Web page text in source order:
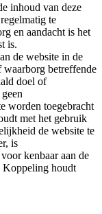
inhoud van deze
te
en aandacht is het
is.
de website in de
waarborg betreffende
doel of
worden toegebracht
met het gebruik
de website te
is
kenbaar aan de
Koppeling houdt